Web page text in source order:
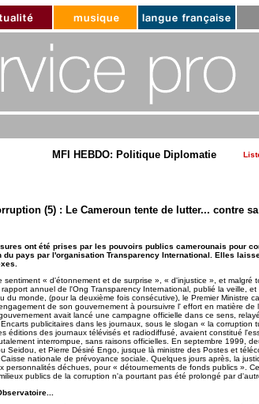
MFI HEBDO: Politique Diplomatie
(5) : Le Cameroun tente de lutter... contre
ont été prises par les pouvoirs publics camerounais pour
du pays par l'organisation Transparency International. Elles
sentiment « d'étonnement et de surprise », « d'injustice », et malgré
annuel de l'Ong Transparency International, publié la veille, et
du monde, (pour la deuxième fois consécutive), le Premier Ministre
de son gouvernement à poursuivre l' effort en matière de
avait lancé une campagne officielle dans ce sens,
publicitaires dans les journaux, sous le slogan « la corruption
éditions des journaux télévisés et radiodiffusé, avaient constitué
interrompue, sans raisons officielles. En septembre 1999,
Seidou, et Pierre Désiré Engo, jusque là ministre des Postes et
nationale de prévoyance sociale. Quelques jours après, la
personnalités déchues, pour « détournements de fonds publics ».
publics de la corruption n'a pourtant pas été prolongé par